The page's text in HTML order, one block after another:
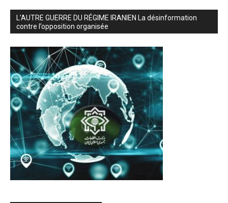
L’AUTRE GUERRE DU RÉGIME IRANIEN La désinformation
contre l’opposition organisée